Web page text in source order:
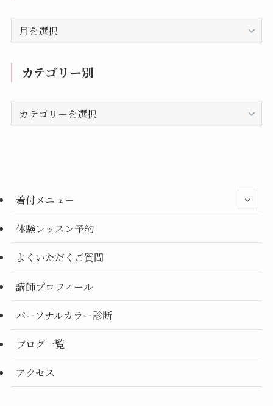
去
事
カテゴリー別
テ
着付メニュー
体験レッスン予約
よくいただくご質問
講師プロフィール
パーソナルカラー診断
ブログ一覧
アクセス